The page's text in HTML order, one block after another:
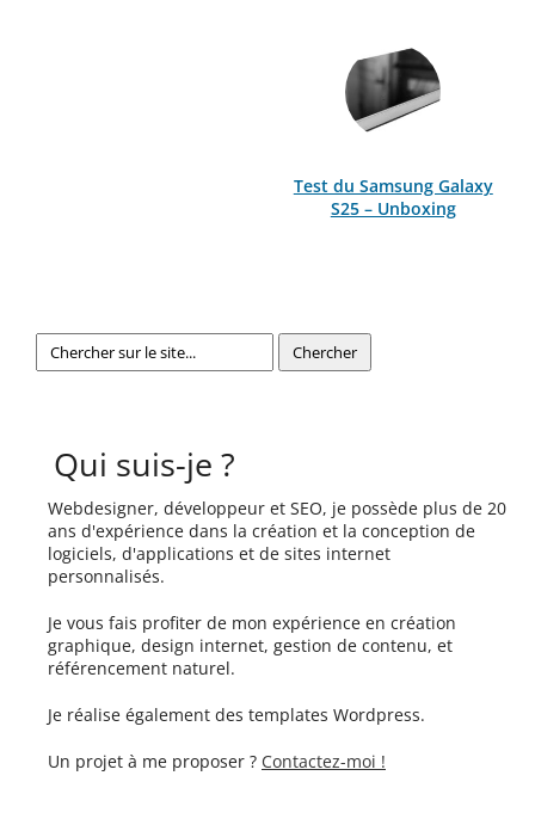
Test du Samsung Galaxy
S25 – Unboxing
Qui suis-je ?
Webdesigner, développeur et SEO, je possède plus de 20
ans d'expérience dans la création et la conception de
logiciels, d'applications et de sites internet
personnalisés.
Je vous fais profiter de mon expérience en création
graphique, design internet, gestion de contenu, et
référencement naturel.
Je réalise également des templates Wordpress.
Un projet à me proposer ? Contactez-moi !